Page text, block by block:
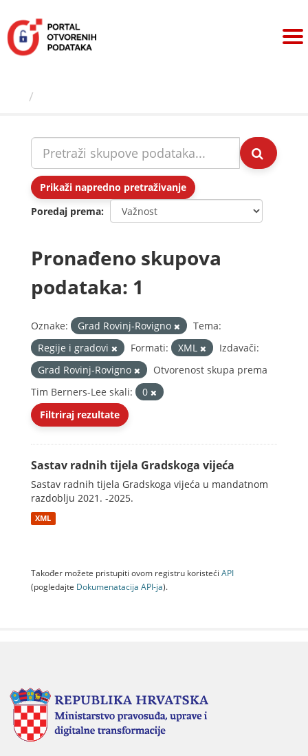
sadržaj
Prikaži napredno pretraživanje
Poredaj prema
Pronađeno skupova
podataka: 1
Oznake: Grad Rovinj-Rovigno
Tema:
Regije i gradovi
Formati: XML
Izdavači:
Grad Rovinj-Rovigno
Otvorenost skupa prema
Tim Berners-Lee skali:
0
Filtriraj rezultate
Sastav radnih tijela Gradskoga vijeća
Sastav radnih tijela Gradskoga vijeća u mandatnom
razdoblju 2021. -2025.
XML
Također možete pristupiti ovom registru koristeći API
(pogledajte Dokumenаtаcijа API-jа).